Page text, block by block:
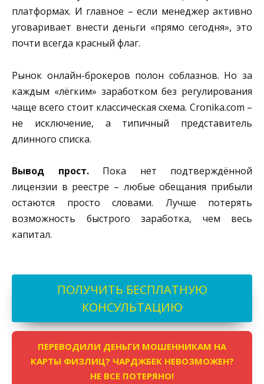
платформах. И главное – если менеджер активно
уговаривает внести деньги «прямо сегодня», это
почти всегда красный флаг.
Рынок онлайн-брокеров полон соблазнов. Но за
каждым «лёгким» заработком без регулирования
чаще всего стоит классическая схема. Cronika.com –
не исключение, а типичный представитель
длинного списка.
Вывод прост.Пока нет подтверждённой
лицензии в реестре – любые обещания прибыли
остаются просто словами. Лучше потерять
возможность быстрого заработка, чем весь
капитал.
ПОЛУЧИТЬ БЕСПЛАТНУЮ
КОНСУЛЬТАЦИЮ
ПЕРЕВОДИЛИ ДЕНЬГИ МОШЕННИКАМ НА
КАРТЫ ФИЗЛИЦ? ЧАРДЖБЕК НЕВОЗМОЖЕН?
НЕ ВСЕ ПОТЕРЯНО!